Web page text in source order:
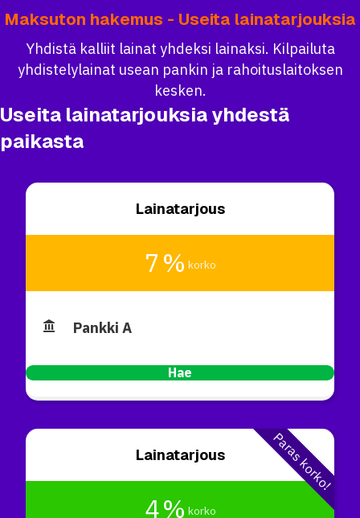
Maksuton hakemus - Useita lainatarjouksia
Yhdistä kalliit lainat yhdeksi lainaksi. Kilpailuta
yhdistelylainat usean pankin ja rahoituslaitoksen
kesken.
Useita lainatarjouksia yhdestä
paikasta
Lainatarjous
7 % korko
Pankki A
Hae
Paras korko!
Lainatarjous
4 % korko